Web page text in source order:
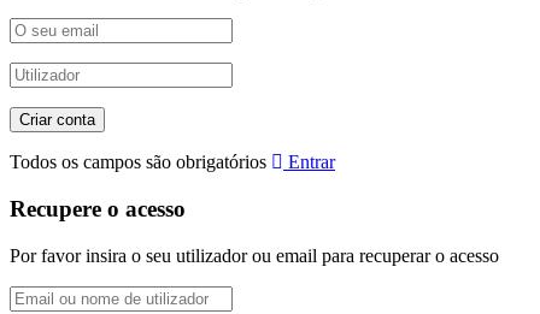
Todos os campos são obrigatórios Entrar
Recupere o acesso
Por favor insira o seu utilizador ou email para recuperar o acesso